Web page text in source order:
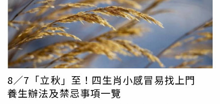
8／7「立秋」至！四生肖小感冒易找上門
養生辦法及禁忌事項一覽